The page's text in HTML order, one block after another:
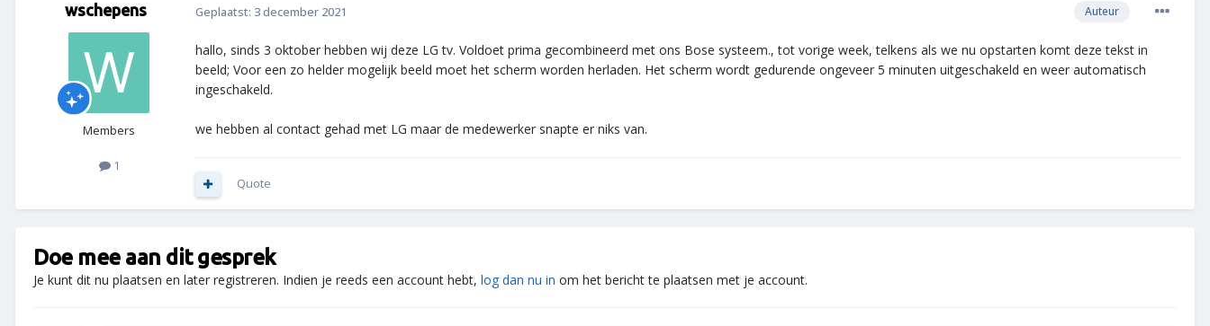
wschepens
Members
1
Auteur
Geplaatst: 3 december 2021
hallo, sinds 3 oktober hebben wij deze LG tv. Voldoet prima gecombineerd met ons Bose systeem., tot vorige week, telkens als we nu opstarten komt deze tekst in
beeld; Voor een zo helder mogelijk beeld moet het scherm worden herladen. Het scherm wordt gedurende ongeveer 5 minuten uitgeschakeld en weer automatisch
ingeschakeld.
we hebben al contact gehad met LG maar de medewerker snapte er niks van.
Quote
Doe mee aan dit gesprek
Je kunt dit nu plaatsen en later registreren. Indien je reeds een account hebt, log dan nu in om het bericht te plaatsen met je account.